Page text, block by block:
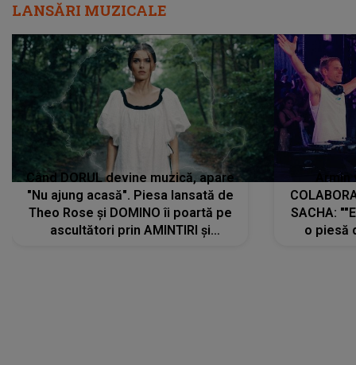
LANSĂRI MUZICALE
Când DORUL devine muzică, apare
"Nu ajung acasă". Piesa lansată de
Theo Rose și DOMINO îi poartă pe
ascultători prin AMINTIRI și
SACHA:
o piesă